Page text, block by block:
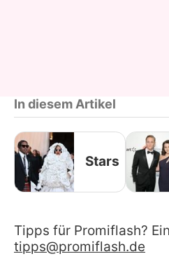
In diesem Artikel
Stars
Tipps für Promiflash?
tipps@promiflash.de